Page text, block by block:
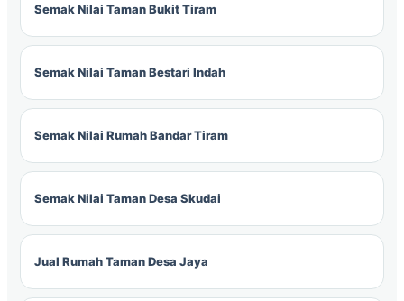
Semak Nilai Taman Bukit Tiram
Semak Nilai Taman Bestari Indah
Semak Nilai Rumah Bandar Tiram
Semak Nilai Taman Desa Skudai
Jual Rumah Taman Desa Jaya